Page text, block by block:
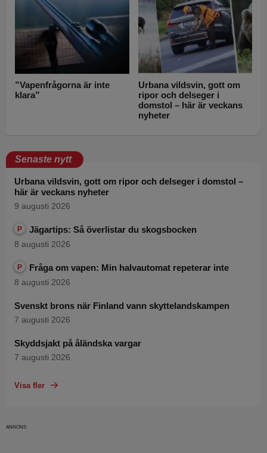
”Vapenfrågorna är inte
klara”
Urbana vildsvin, gott om
ripor och delseger i
domstol – här är veckans
nyheter
Senaste nytt
Urbana vildsvin, gott om ripor och delseger i domstol –
här är veckans nyheter
9 augusti 2026
P Jägartips: Så överlistar du skogsbocken
8 augusti 2026
P Fråga om vapen: Min halvautomat repeterar inte
8 augusti 2026
Svenskt brons när Finland vann skyttelandskampen
7 augusti 2026
Skyddsjakt på åländska vargar
7 augusti 2026
Visa fler